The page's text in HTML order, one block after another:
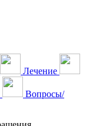
Лечение
Вопросы/